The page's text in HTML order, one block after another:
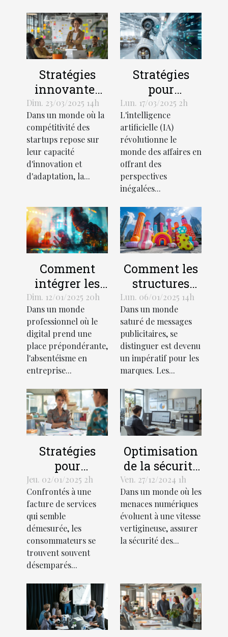
Stratégies
innovantes
de gestion
d'équipe en
startup pour
stimuler la
croissance
Dim. 23/03/2025 14h
Dans un monde où la
compétitivité des
startups repose sur
leur capacité
d'innovation et
d'adaptation, la...
Stratégies
pour
optimiser
l'utilisation
de l'IA dans
les processus
d'affaires
Lun. 17/03/2025 2h
L'intelligence
artificielle (IA)
révolutionne le
monde des affaires en
offrant des
perspectives
inégalées...
Comment
intégrer les
outils
numériques
pour réduire
l'absentéisme
en entreprise
Dim. 12/01/2025 20h
Dans un monde
professionnel où le
digital prend une
place prépondérante,
l'absentéisme en
entreprise...
Comment les
structures
gonflables
géantes
transforment
le marketing
visuel
Lun. 06/01/2025 14h
Dans un monde
saturé de messages
publicitaires, se
distinguer est devenu
un impératif pour les
marques. Les...
Stratégies
pour
contester une
facture de
services jugée
excessive
Jeu. 02/01/2025 2h
Confrontés à une
facture de services
qui semble
démesurée, les
consommateurs se
trouvent souvent
désemparés...
Optimisation
de la sécurité
des réseaux
d'entreprise :
stratégies et
outils
essentiels
Ven. 27/12/2024 1h
Dans un monde où les
menaces numériques
évoluent à une vitesse
vertigineuse, assurer
la sécurité des...